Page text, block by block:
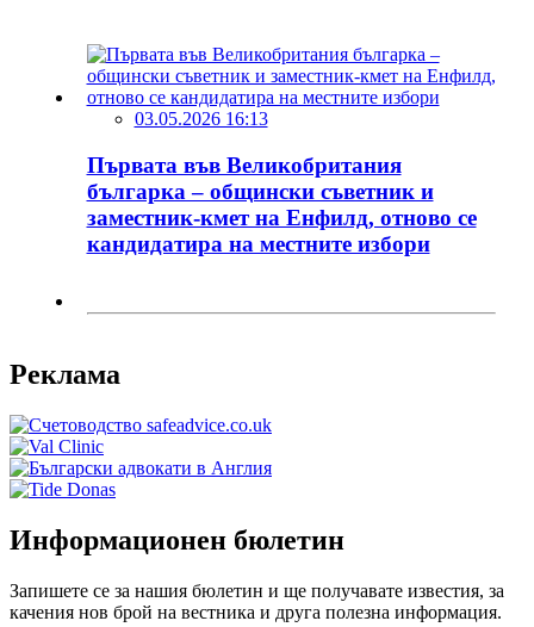
03.05.2026 16:13
Първата във Великобритания
българка – общински съветник и
заместник-кмет на Енфилд, отново се
кандидатира на местните избори
Реклама
Информационен бюлетин
Запишете се за нашия бюлетин и ще получавате известия, за
качения нов брой на вестника и друга полезна информация.